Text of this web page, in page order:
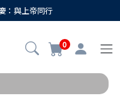
：與上帝同行
0